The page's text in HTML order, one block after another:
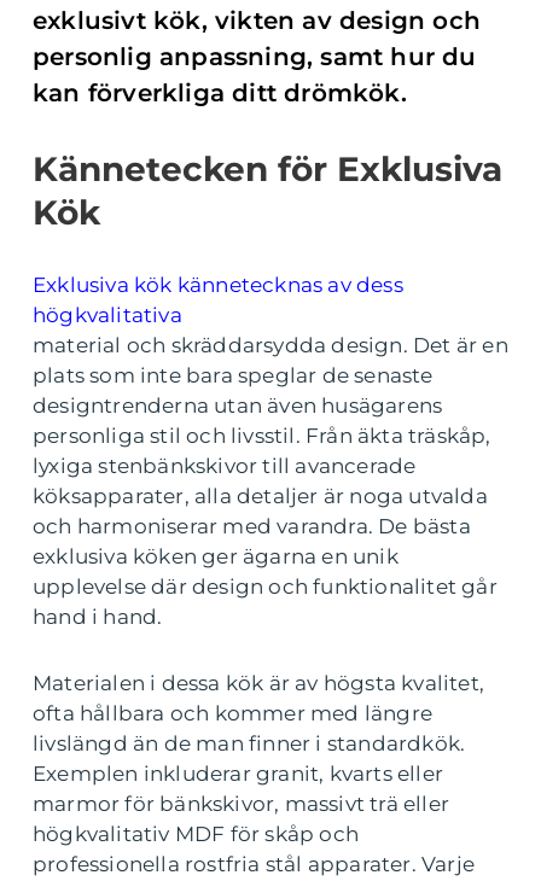
exklusivt kök, vikten av design och
personlig anpassning, samt hur du
kan förverkliga ditt drömkök.
Kännetecken för Exklusiva
Kök
Exklusiva kök kännetecknas av dess
högkvalitativa
material och skräddarsydda design. Det är en
plats som inte bara speglar de senaste
designtrenderna utan även husägarens
personliga stil och livsstil. Från äkta träskåp,
lyxiga stenbänkskivor till avancerade
köksapparater, alla detaljer är noga utvalda
och harmoniserar med varandra. De bästa
exklusiva köken ger ägarna en unik
upplevelse där design och funktionalitet går
hand i hand.
Materialen i dessa kök är av högsta kvalitet,
ofta hållbara och kommer med längre
livslängd än de man finner i standardkök.
Exemplen inkluderar granit, kvarts eller
marmor för bänkskivor, massivt trä eller
högkvalitativ MDF för skåp och
professionella rostfria stål apparater. Varje